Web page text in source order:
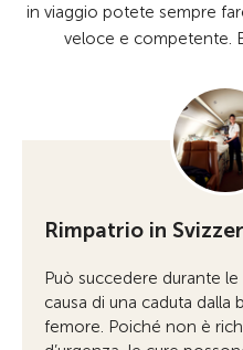
in viaggio potete sempre
veloce e competente.
Rimpatrio in
Può succedere durante
causa di una caduta dalla
femore. Poiché non è